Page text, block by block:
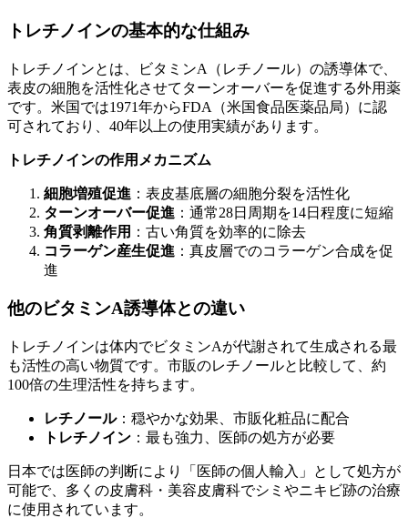
トレチノインの基本的な仕組み
トレチノインとは、ビタミンA（レチノール）の誘導体で、
表皮の細胞を活性化させてターンオーバーを促進する外用薬
です。米国では1971年からFDA（米国食品医薬品局）に認
可されており、40年以上の使用実績があります。
トレチノインの作用メカニズム
細胞増殖促進 ：表皮基底層の細胞分裂を活性化
ターンオーバー促進 ：通常28日周期を14日程度に短縮
角質剥離作用 ：古い角質を効率的に除去
コラーゲン産生促進 ：真皮層でのコラーゲン合成を促
進
他のビタミンA誘導体との違い
トレチノインは体内でビタミンAが代謝されて生成される最
も活性の高い物質です。市販のレチノールと比較して、約
100倍の生理活性を持ちます。
レチノール：穏やかな効果、市販化粧品に配合
トレチノイン ：最も強力、医師の処方が必要
日本では医師の判断により「医師の個人輸入」として処方が
可能で、多くの皮膚科・美容皮膚科でシミやニキビ跡の治療
に使用されています。